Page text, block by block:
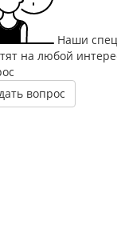
Наши
на любой
вопрос